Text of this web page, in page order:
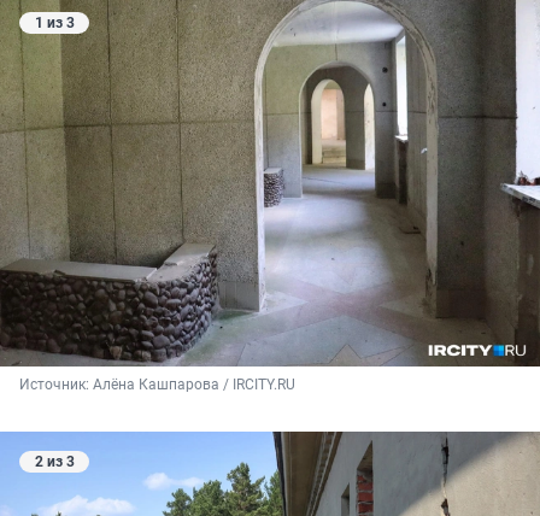
1 из 3
Источник: Алёна Кашпарова / IRCITY.RU
2 из 3